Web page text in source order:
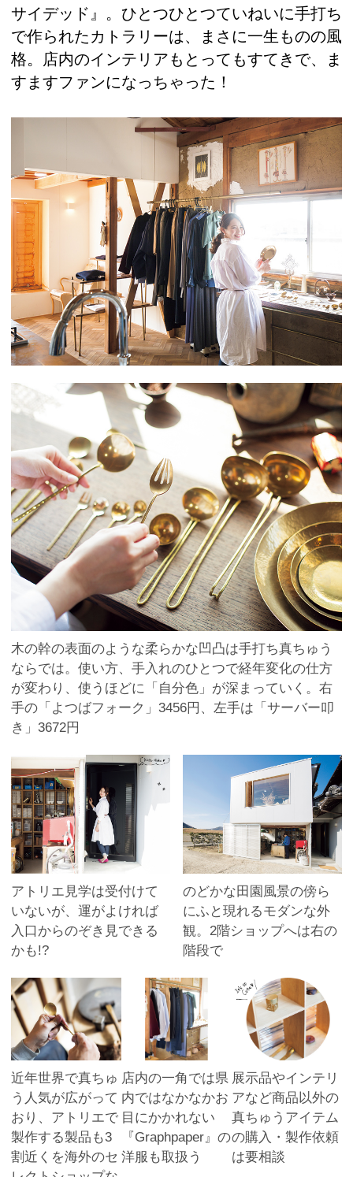
サイデッド』。ひとつひとつていねいに手打ち
で作られたカトラリーは、まさに一生ものの風
格。店内のインテリアもとってもすてきで、ま
すますファンになっちゃった！
木の幹の表面のような柔らかな凹凸は手打ち真ちゅう
ならでは。使い方、手入れのひとつで経年変化の仕方
が変わり、使うほどに「自分色」が深まっていく。右
手の「よつばフォーク」3456円、左手は「サーバー叩
き」3672円
アトリエ見学は受付けて
いないが、運がよければ
入口からのぞき見できる
かも!?
のどかな田園風景の傍ら
にふと現れるモダンな外
観。2階ショップへは右の
階段で
近年世界で真ちゅ
う人気が広がって
おり、アトリエで
製作する製品も3
割近くを海外のセ
店内の一角では県
内ではなかなかお
目にかかれない
『Graphpaper』の
洋服も取扱う
展示品やインテリ
アなど商品以外の
真ちゅうアイテム
の購入・製作依頼
は要相談